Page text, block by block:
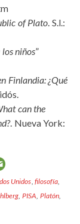
of Plato . S.l.:
niños”
Finlandia: ¿Qué
can the
. Nueva York:
Unidos ,filosofía
, PISA Platón,